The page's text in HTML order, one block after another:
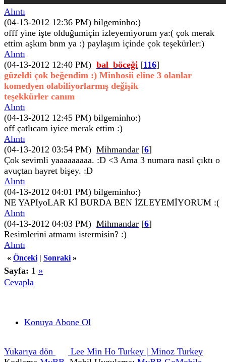
Alıntı
(04-13-2012 12:36 PM) bilgeminho:)
offf yine işte olduğumiçin izleyemiyorum ya:( çok merak
ettim aşkım bnm ya :) paylaşım içinde çok teşekürler:)
Alıntı
(04-13-2012 12:40 PM) bal_böceği [116]
güzeldi çok beğendim :) Minhosii eline 3 olanlar
komedyen olabiliyorlarmış değişik
teşekkürler canım
Alıntı
(04-13-2012 12:45 PM) bilgeminho:)
off çatlıcam iyice merak ettim :)
Alıntı
(04-13-2012 03:54 PM) Mihmandar [6]
Çok sevimli yaaaaaaaaa. :D <3 Ama 3 numara nasıl çıktı o
avuçtan hayret bişey. :D
Alıntı
(04-13-2012 04:01 PM) bilgeminho:)
NE YAPIyoLAR Kİ BURDA BEN İZLEYEMİYORUM :(
Alıntı
(04-13-2012 04:03 PM) Mihmandar [6]
Resimlerini atmamı istermisin? :)
Alıntı
« Önceki | Sonraki »
Sayfa: 1 »
Cevapla
Konuya Abone Ol
Yukarıya dön
Lee Min Ho Turkey | Minoz Turkey